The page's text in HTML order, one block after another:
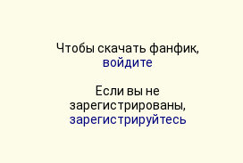
Чтобы скачать фанфик,
войдите
Если вы не
зарегистрированы,
зарегистрируйтесь